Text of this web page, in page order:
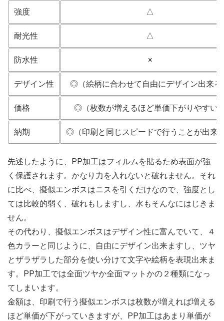
強度 △
耐光性 △
防水性 ×
デザイン性 ◎（絵柄に合わせて自由にデザイン出来る
価格 ◎（枚数が増えるほど単価下がりやすい
納期 ◎（印刷と同じスピードで行うことが出来
先述したように、PP加工はフィルムを貼るため表面が強
く保護されます。かなり力を入れないと破れません。それ
に比べ、擬似エンボスはニスを引くだけなので、強度とし
ては比較的弱く、破れもしますし、水もそんなにはじきま
せん。
その代わり、擬似エンボスはデザイン性に富んでいて、４
色カラーと同じように、自由にデザイン出来ますし、ツヤ
とザラザラした部分を使い分けて文字や絵柄を表現出来ま
す。PP加工では全面ツヤか全面マットかの２種類になっ
てしまいます。
金額は、印刷で行う擬似エンボスは枚数が増えれば増える
ほど単価が下がっていきますが、PP加工はあまり単価が